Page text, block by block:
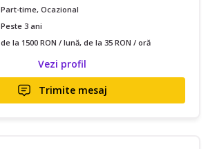
Part-time, Ocazional
Peste 3 ani
de la 1500 RON / lună, de la 35 RON / oră
Vezi profil
Trimite mesaj